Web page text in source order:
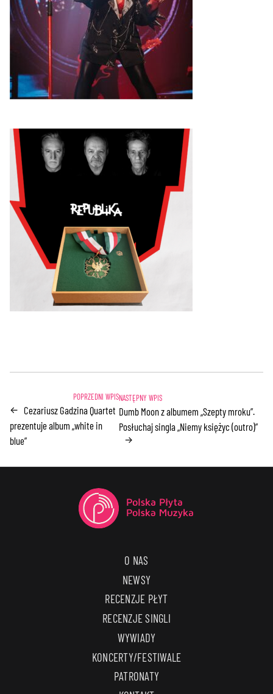
← Cezariusz Gadzina Quartet
prezentuje album „white in
blue”
Dumb Moon z albumem „Szepty mroku”.
Posłuchaj singla „Niemy księżyc (outro)”
→
O NAS
NEWSY
RECENZJE PŁYT
RECENZJE SINGLI
WYWIADY
KONCERTY/FESTIWALE
PATRONATY